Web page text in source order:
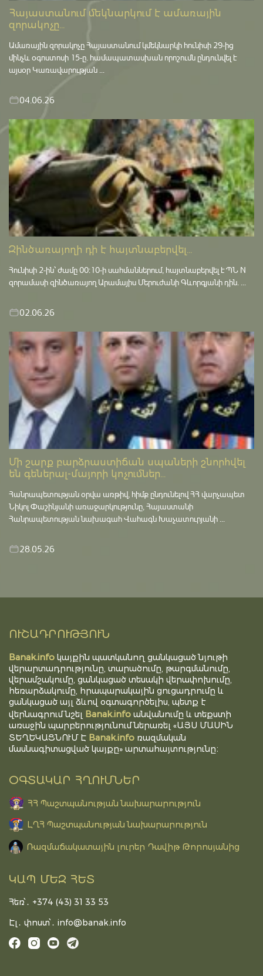
Հայաստանում մեկնարկում է ամառային
զորակոչը...
Ամառային զորակոչը Հայաստանում կմեկնարկի հունիսի 29-ից
մինչև օգոստոսի 15-ը․ համապատասխան որոշումն ընդունվել է
այսօր Կառավարության ...
04.06.26
Զինծառայողի դի է հայտնաբերվել...
Հունիսի 2-ին՝ ժամը 00:10-ի սահմաններում, հայտնաբերվել է ՊՆ N
զորամասի զինծառայող Արամայիս Մերուժանի Գևորգյանի դին. ...
02.06.26
Մի շարք բարձրաստիճան սպաների շնորհվել
են գեներալ-մայորի կոչումներ...
Հանրապետության օրվա առթիվ, հիմք ընդունելով ՀՀ վարչապետ
Նիկոլ Փաշինյանի առաջարկությունը, Հայաստանի
Հանրապետության նախագահ Վահագն Խաչատուրյանի ...
28.05.26
ՈՒՇԱԴՐՈՒԹՅՈՒՆ
Banak.info կայքին պատկանող ցանկացած նյութի
վերարտադրությունը, տարածումը, թարգմանումը,
վերամշակումը, ցանկացած տեսակի վերափոխումը,
հեռարձակումը, հրապարակային ցուցադրումը և
ցանկացած այլ ձևով օգտագործելիս, պետք է
վերնագրում նշել Banak.info անվանումը և տեքստի
առաջին պարբերությունում ներառել «ԱՅՍ ՄԱՍԻՆ
ՏԵՂԵԿԱՑՆՈՒՄ Է Banak.info ռազմական
մասնագիտացված կայքը» արտահայտությունը։
ՕԳՏԱԿԱՐ ՀՂՈՒՄՆԵՐ
ՀՀ Պաշտպանության նախարարություն
ԼՂՀ Պաշտպանության նախարարություն
Ռազմաճակատային լուրեր Դավիթ Թորոսյանից
ԿԱՊ ՄԵԶ ՀԵՏ
Հեռ՝․ +374 (43) 31 33 53
Էլ․ փոստ՝․ info@banak.info